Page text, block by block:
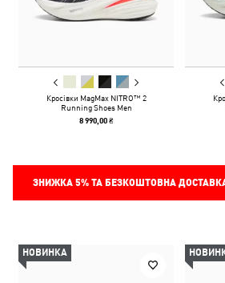
Кросівки MagMax NITRO™ 2
Running Shoes Men
8 990,00 ₴
ЗНИЖКА 5%ТА БЕЗКОШТОВНА
НОВИНКА